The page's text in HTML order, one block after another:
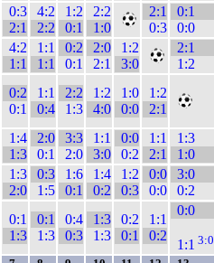
0:3
2:1
4:2
2:2
1:2
0:1
2:2
1:0
2:1
0:3
0:1
0:0
4:2
1:1
1:1
1:1
0:2
0:1
2:0
2:1
1:2
3:0
2:1
1:2
0:2
0:1
1:1
0:4
2:2
1:3
1:2
4:0
1:0
0:0
1:2
2:1
1:4
1:3
2:0
0:1
3:3
2:0
1:1
3:0
0:0
0:2
1:1
2:1
1:3
1:0
1:3
2:0
0:3
1:5
1:6
0:1
1:4
0:2
1:2
0:3
0:0
0:0
3:0
0:2
0:1
1:3
0:1
1:3
0:4
0:3
1:3
1:3
0:2
0:1
1:1
0:2
0:0
1:1 3:0